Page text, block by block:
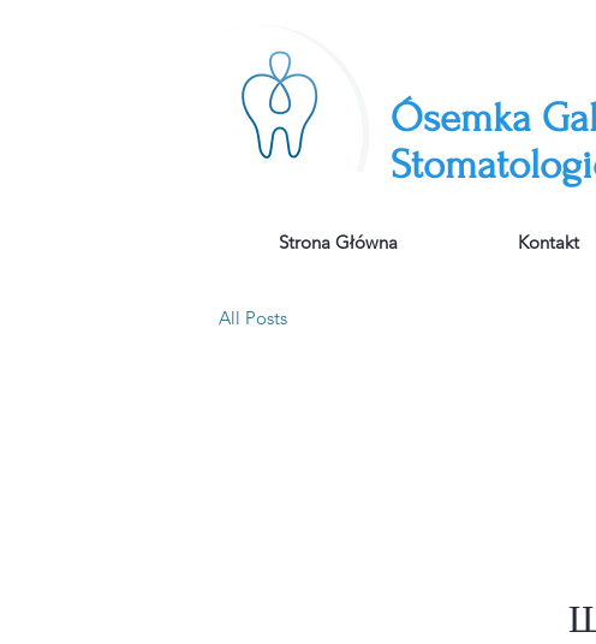
​Ósemka
Strona Główna Kontakt
All Posts